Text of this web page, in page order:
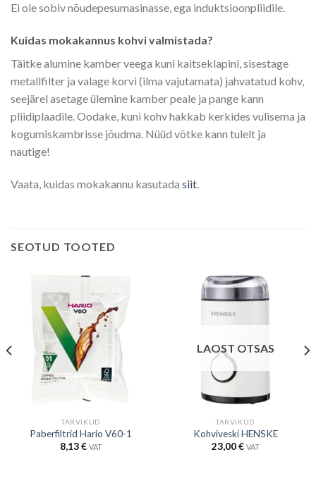
Ei ole sobiv nõudepesumasinasse, ega induktsioonpliidile.
Kuidas mokakannus kohvi valmistada?
Täitke alumine kamber veega kuni kaitseklapini, sisestage
metallfilter ja valage korvi (ilma vajutamata) jahvatatud kohv,
seejärel asetage ülemine kamber peale ja pange kann
pliidiplaadile. Oodake, kuni kohv hakkab kerkides vulisema ja
kogumiskambrisse jõudma. Nüüd võtke kann tulelt ja
nautige!
Vaata, kuidas mokakannu kasutada siit.
SEOTUD TOOTED
TARVIKUD
Paberfiltrid Hario V60-1
8,13€ VAT
LAOST OTSAS
TARVIKUD
Kohviveski HENSKE
23,00€ VAT